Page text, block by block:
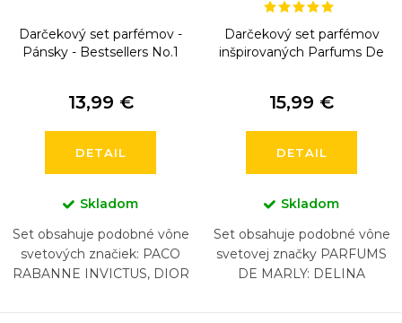
Darčekový set parfémov -
Pánsky - Bestsellers No.1
13,99 €
DETAIL
Skladom
Set obsahuje podobné vône
svetových značiek: PACO
RABANNE INVICTUS, DIOR
Darčekový set parfémov
inšpirovaných Parfums De
15,99 €
DETAIL
Skladom
Set obsahuje podobné vône
svetovej značky PARFUMS
DE MARLY: DELINA